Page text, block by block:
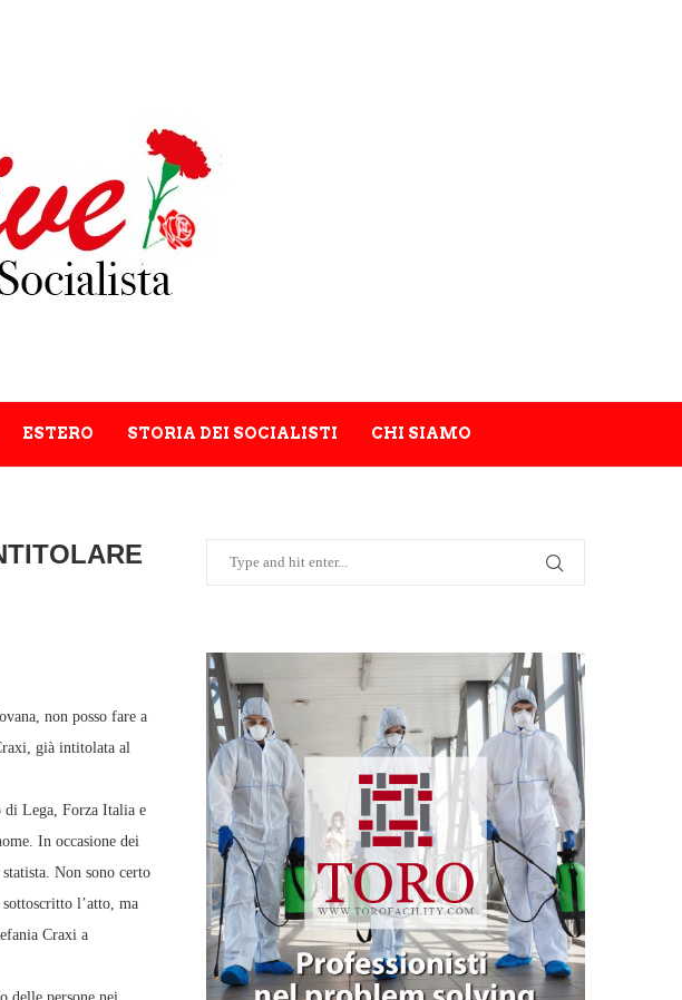
ESTERO STORIA DEI SOCIALISTI CHI SIAMO
non posso fare a
già intitolata al
di Lega, Forza Italia e
In occasione dei
Non sono certo
l’atto, ma
Craxi a